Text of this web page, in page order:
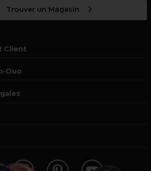
Trouver un Magasin
Client
Duo